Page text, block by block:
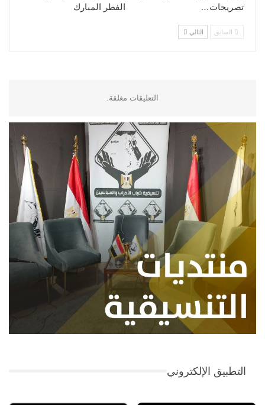
الفطر المبارك
تصريحات…
السابق التالي
التعليقات مغلقة.
التطبيق الإلكتروني